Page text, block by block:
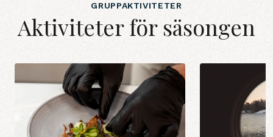
GRUPPAKTIVITETER
Aktiviteter för säsongen